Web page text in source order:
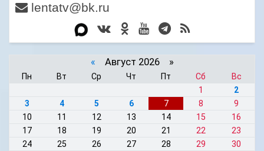
lentatv@bk.ru
« Август 2026 »
Пн Вт Ср Чт Пт Сб
Вс
1
2
3
4 5 6 7 8
9
10
11 12 13 14 15
16
17
18 19 20 21 22
23
24
25 26 27 28 29
30